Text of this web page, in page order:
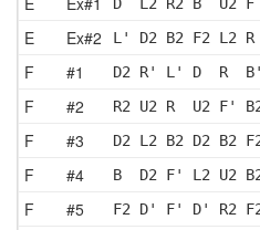
E Ex#2 L' D2 B2 F2 L2
F #1 D2 R' L' D  R
F #2 R2 U2 R  U2 F'
F #3 D2 L2 B2 D2
F #4 B  D2 F' L2 U2
F #5 F2 D' F' D' R2